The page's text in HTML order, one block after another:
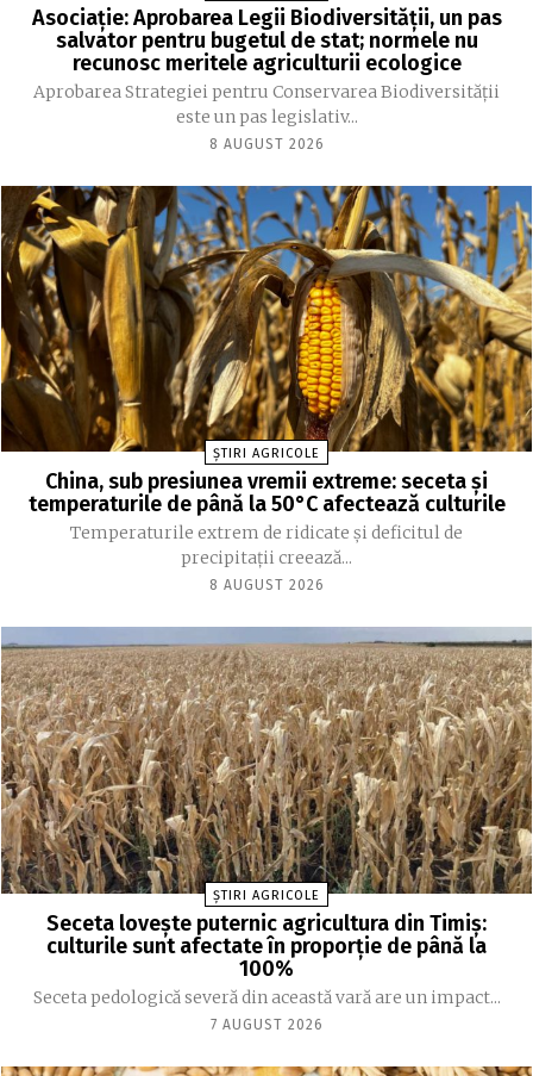
Asociație: Aprobarea Legii Biodiversității, un pas
salvator pentru bugetul de stat; normele nu
recunosc meritele agriculturii ecologice
Aprobarea Strategiei pentru Conservarea Biodiversității
este un pas legislativ...
8 AUGUST 2026
ȘTIRI AGRICOLE
China, sub presiunea vremii extreme: seceta și
temperaturile de până la 50°C afectează culturile
Temperaturile extrem de ridicate și deficitul de
precipitații creează...
8 AUGUST 2026
ȘTIRI AGRICOLE
Seceta lovește puternic agricultura din Timiș:
culturile sunt afectate în proporție de până la
100%
Seceta pedologică severă din această vară are un impact...
7 AUGUST 2026